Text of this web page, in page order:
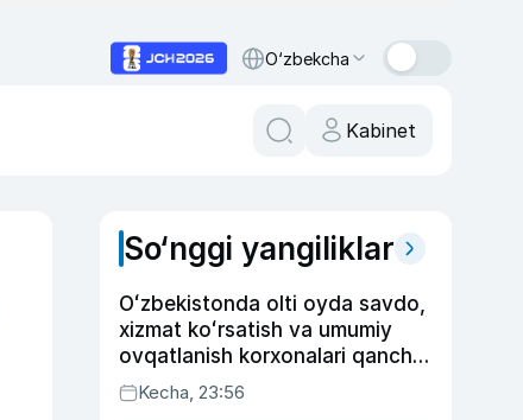
O‘zbekcha
Kabinet
So‘nggi yangiliklar
Oʻzbekistonda olti oyda savdo,
xizmat koʻrsatish va umumiy
ovqatlanish korxonalari qancha
soliq toʻlagani ochiqlandi
Kecha, 23:56